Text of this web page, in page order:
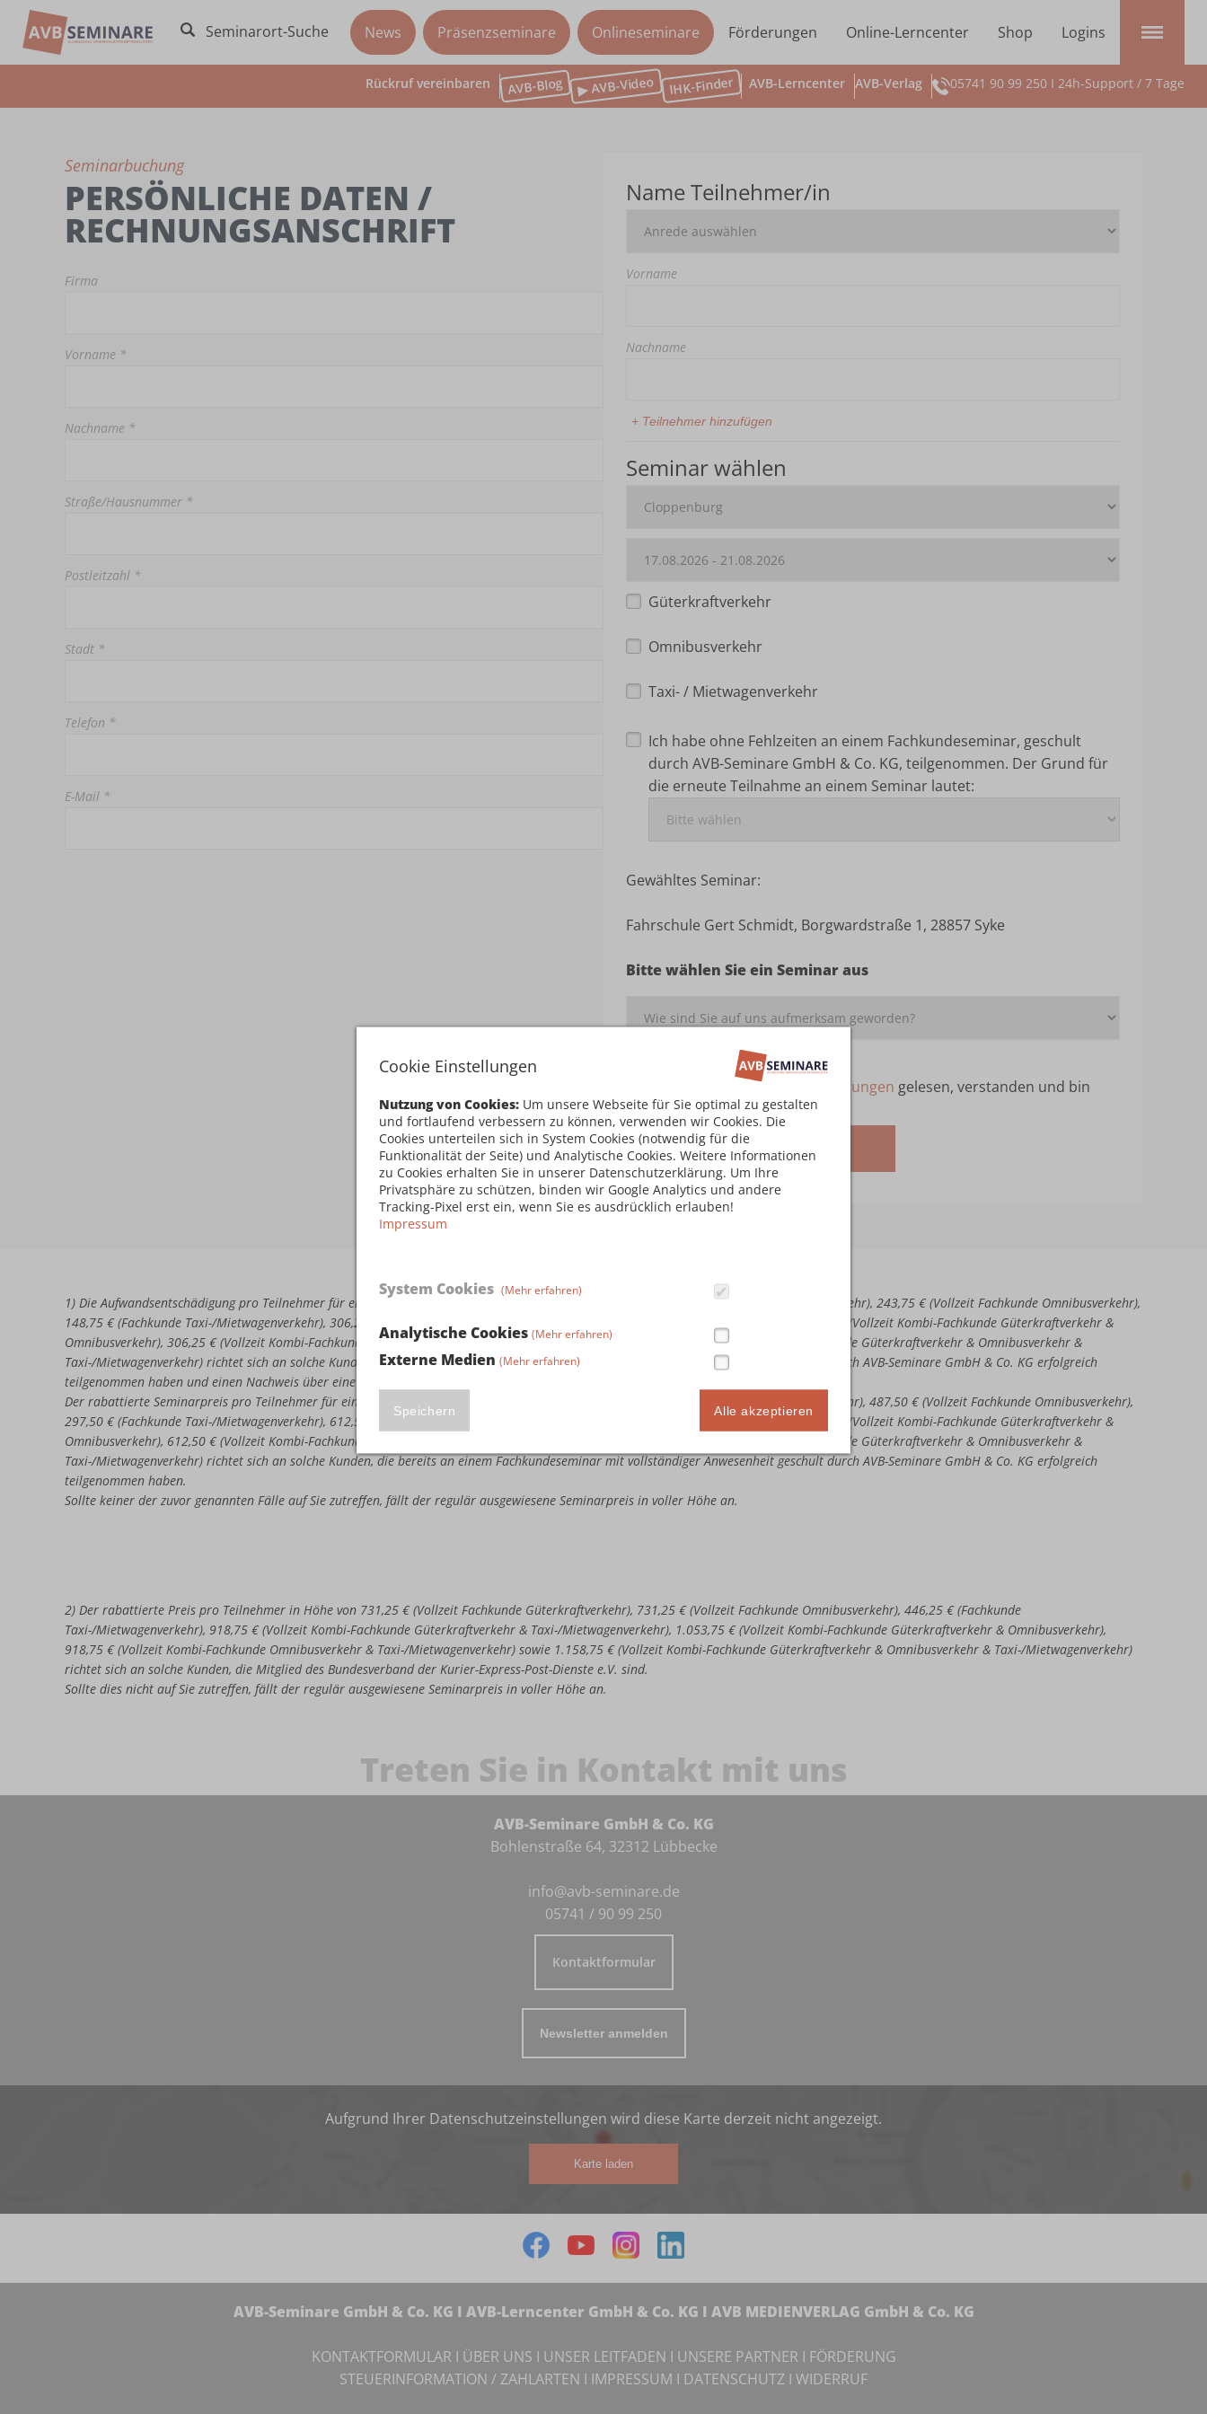
Cookie Einstellungen
Nutzung von Cookies: Um unsere Webseite für Sie optimal zu gestalten
und fortlaufend verbessern zu können, verwenden wir Cookies. Die
Cookies unterteilen sich in System Cookies (notwendig für die
Funktionalität der Seite) und Analytische Cookies. Weitere Informationen
zu Cookies erhalten Sie in unserer Datenschutzerklärung. Um Ihre
Privatsphäre zu schützen, binden wir Google Analytics und andere
Tracking-Pixel erst ein, wenn Sie es ausdrücklich erlauben!
Impressum
System Cookies (Mehr erfahren)
Analytische Cookies (Mehr erfahren)
Externe Medien (Mehr erfahren)
Speichern Alle akzeptieren
Seminarort-Suche News Präsenzseminare Onlineseminare Förderungen Online-Lerncenter Shop Logins
Rückruf vereinbaren AVB-Blog ▶ AVB-Video IHK-Finder AVB-Lerncenter AVB-Verlag 05741 90 99 250 I 24h-Support / 7 Tage
Seminarbuchung
PERSÖNLICHE DATEN /
RECHNUNGSANSCHRIFT
Firma
Vorname *
Nachname *
Straße/Hausnummer *
Postleitzahl *
Stadt *
Telefon *
E-Mail *
Name Teilnehmer/in
Vorname
Nachname
+ Teilnehmer hinzufügen
Seminar wählen
Güterkraftverkehr
Omnibusverkehr
Taxi- / Mietwagenverkehr
Ich habe ohne Fehlzeiten an einem Fachkundeseminar, geschult
durch AVB-Seminare GmbH & Co. KG, teilgenommen. Der Grund für
die erneute Teilnahme an einem Seminar lautet:
Gewähltes Seminar:
Fahrschule Gert Schmidt, Borgwardstraße 1, 28857 Syke
Bitte wählen Sie ein Seminar aus
Teilnahmebedingungen gelesen, verstanden und bin
damit einverstanden
Kostenpflichtig anmelden
1) Die Aufwandsentschädigung pro Teilnehmer für eine erneute Seminarteilnahme in Höhe von 243,75 € (Vollzeit Fachkunde Güterkraftverkehr), 243,75 € (Vollzeit Fachkunde Omnibusverkehr),
148,75 € (Fachkunde Taxi-/Mietwagenverkehr), 306,25 € (Vollzeit Kombi-Fachkunde Güterkraftverkehr & Taxi-/Mietwagenverkehr), 351,25 € (Vollzeit Kombi-Fachkunde Güterkraftverkehr &
Omnibusverkehr), 306,25 € (Vollzeit Kombi-Fachkunde Omnibusverkehr & Taxi-/Mietwagenverkehr) sowie 386,25 € (Vollzeit Kombi-Fachkunde Güterkraftverkehr & Omnibusverkehr &
Taxi-/Mietwagenverkehr) richtet sich an solche Kunden, die bereits an einem Fachkundeseminar mit vollständiger Anwesenheit geschult durch AVB-Seminare GmbH & Co. KG erfolgreich
teilgenommen haben und einen Nachweis über eine nicht bestandene Fachkundeprüfung bei der IHK vorweisen.
Der rabattierte Seminarpreis pro Teilnehmer für eine erneute Seminarteilnahme in Höhe von 487,50 € (Vollzeit Fachkunde Güterkraftverkehr), 487,50 € (Vollzeit Fachkunde Omnibusverkehr),
297,50 € (Fachkunde Taxi-/Mietwagenverkehr), 612,50 € (Vollzeit Kombi-Fachkunde Güterkraftverkehr & Taxi-/Mietwagenverkehr), 702,50 € (Vollzeit Kombi-Fachkunde Güterkraftverkehr &
Omnibusverkehr), 612,50 € (Vollzeit Kombi-Fachkunde Omnibusverkehr & Taxi-/Mietwagenverkehr) sowie 772,50 € (Vollzeit Kombi-Fachkunde Güterkraftverkehr & Omnibusverkehr &
Taxi-/Mietwagenverkehr) richtet sich an solche Kunden, die bereits an einem Fachkundeseminar mit vollständiger Anwesenheit geschult durch AVB-Seminare GmbH & Co. KG erfolgreich
teilgenommen haben.
Sollte keiner der zuvor genannten Fälle auf Sie zutreffen, fällt der regulär ausgewiesene Seminarpreis in voller Höhe an.
2) Der rabattierte Preis pro Teilnehmer in Höhe von 731,25 € (Vollzeit Fachkunde Güterkraftverkehr), 731,25 € (Vollzeit Fachkunde Omnibusverkehr), 446,25 € (Fachkunde
Taxi-/Mietwagenverkehr), 918,75 € (Vollzeit Kombi-Fachkunde Güterkraftverkehr & Taxi-/Mietwagenverkehr), 1.053,75 € (Vollzeit Kombi-Fachkunde Güterkraftverkehr & Omnibusverkehr),
918,75 € (Vollzeit Kombi-Fachkunde Omnibusverkehr & Taxi-/Mietwagenverkehr) sowie 1.158,75 € (Vollzeit Kombi-Fachkunde Güterkraftverkehr & Omnibusverkehr & Taxi-/Mietwagenverkehr)
richtet sich an solche Kunden, die Mitglied des Bundesverband der Kurier-Express-Post-Dienste e.V. sind.
Sollte dies nicht auf Sie zutreffen, fällt der regulär ausgewiesene Seminarpreis in voller Höhe an.
Treten Sie in Kontakt mit uns
AVB-Seminare GmbH & Co. KG
Bohlenstraße 64, 32312 Lübbecke
info@avb-seminare.de
05741 / 90 99 250
Kontaktformular
Newsletter anmelden
Aufgrund Ihrer Datenschutzeinstellungen wird diese Karte derzeit nicht angezeigt.
Karte laden
AVB-Seminare GmbH & Co. KG I AVB-Lerncenter GmbH & Co. KG I AVB MEDIENVERLAG GmbH & Co. KG
KONTAKTFORMULAR I ÜBER UNS I UNSER LEITFADEN I UNSERE PARTNER I FÖRDERUNG
STEUERINFORMATION / ZAHLARTEN I IMPRESSUM I DATENSCHUTZ I WIDERRUF